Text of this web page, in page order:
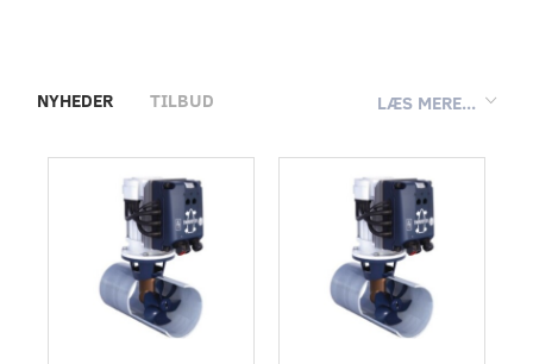
LÆS MERE...
NYHEDER TILBUD